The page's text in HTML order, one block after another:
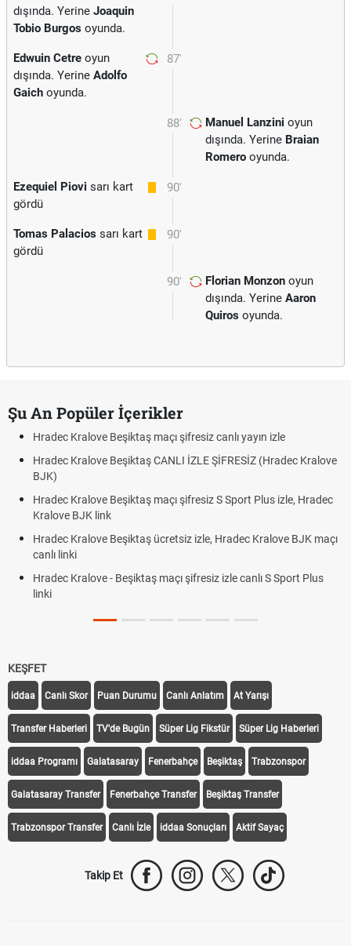
dışında. Yerine Joaquin
Tobio Burgos oyunda.
87'
Edwuin Cetre oyun
dışında. Yerine Adolfo
Gaich oyunda.
88' Manuel Lanzini oyun
dışında. Yerine Braian
Romero oyunda.
90'
Ezequiel Piovi sarı kart
gördü
90'
Tomas Palacios sarı kart
gördü
90' Florian Monzon oyun
dışında. Yerine Aaron
Quiros oyunda.
Şu An Popüler İçerikler
Hradec Kralove Beşiktaş maçı şifresiz canlı yayın izle
Hradec Kralove Beşiktaş CANLI İZLE ŞİFRESİZ (Hradec Kralove
BJK)
Hradec Kralove Beşiktaş maçı şifresiz S Sport Plus izle, Hradec
Kralove BJK link
Hradec Kralove Beşiktaş ücretsiz izle, Hradec Kralove BJK maçı
canlı linki
Hradec Kralove - Beşiktaş maçı şifresiz izle canlı S Sport Plus
linki
KEŞFET
iddaa Canlı Skor Puan Durumu Canlı Anlatım At Yarışı
Transfer Haberleri TV'de Bugün Süper Lig Fikstür Süper Lig Haberleri
iddaa Programı Galatasaray Fenerbahçe Beşiktaş Trabzonspor
Galatasaray Transfer Fenerbahçe Transfer Beşiktaş Transfer
Trabzonspor Transfer Canlı İzle iddaa Sonuçları Aktif Sayaç
Takip Et